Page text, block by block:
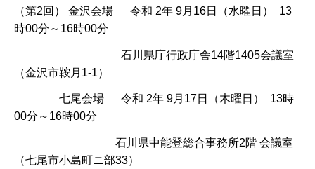
（第2回） 金沢会場 令和 2年 9月16日（水曜日） 13
時00分～16時00分
石川県庁行政庁舎14階1405会議室
（金沢市鞍月1-1）
七尾会場 令和 2年 9月17日（木曜日） 13時
00分～16時00分
石川県中能登総合事務所2階 会議室
（七尾市小島町ニ部33）